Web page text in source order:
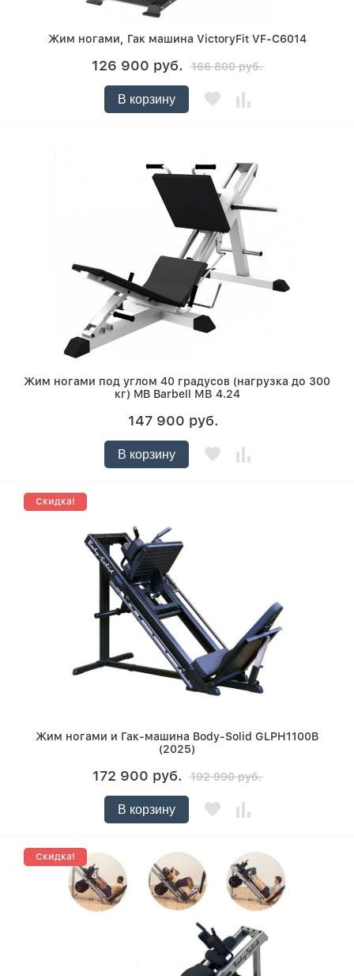
Жим ногами, Гак машина VictoryFit VF-C6014
126 900 руб. 166 800 руб.
В корзину
Жим ногами под углом 40 градусов (нагрузка до 300
кг) MB Barbell МВ 4.24
147 900 руб.
В корзину
Скидка!
Жим ногами и Гак-машина Body-Solid GLPH1100B
(2025)
172 900 руб. 192 990 руб.
В корзину
Скидка!